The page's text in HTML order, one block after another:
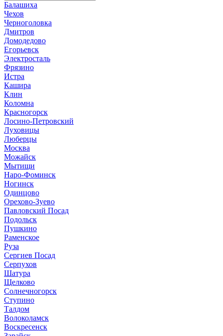
Балашиха
Чехов
Черноголовка
Дмитров
Домодедово
Егорьевск
Электросталь
Фрязино
Истра
Кашира
Клин
Коломна
Красногорск
Лосино-Петровский
Луховицы
Люберцы
Москва
Можайск
Мытищи
Наро-Фоминск
Ногинск
Одинцово
Орехово-Зуево
Павловский Посад
Подольск
Пушкино
Раменское
Руза
Сергиев Посад
Серпухов
Шатура
Щелково
Солнечногорск
Ступино
Талдом
Волоколамск
Воскресенск